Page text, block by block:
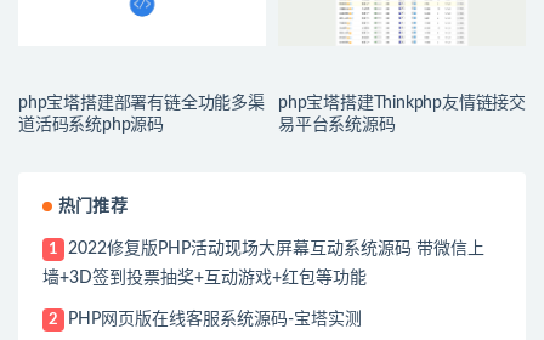
php宝塔搭建部署有链全功能多渠
道活码系统php源码
php宝塔搭建Thinkphp友情链接交
易平台系统源码
热门推荐
1
2022修复版PHP活动现场大屏幕互动系统源码 带微信上
墙+3D签到投票抽奖+互动游戏+红包等功能
2 PHP网页版在线客服系统源码-宝塔实测